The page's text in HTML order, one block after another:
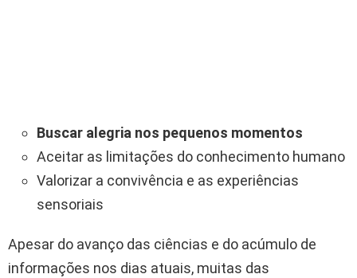
Buscar alegria nos pequenos momentos
Aceitar as limitações do conhecimento humano
Valorizar a convivência e as experiências
sensoriais
Apesar do avanço das ciências e do acúmulo de
informações nos dias atuais, muitas das